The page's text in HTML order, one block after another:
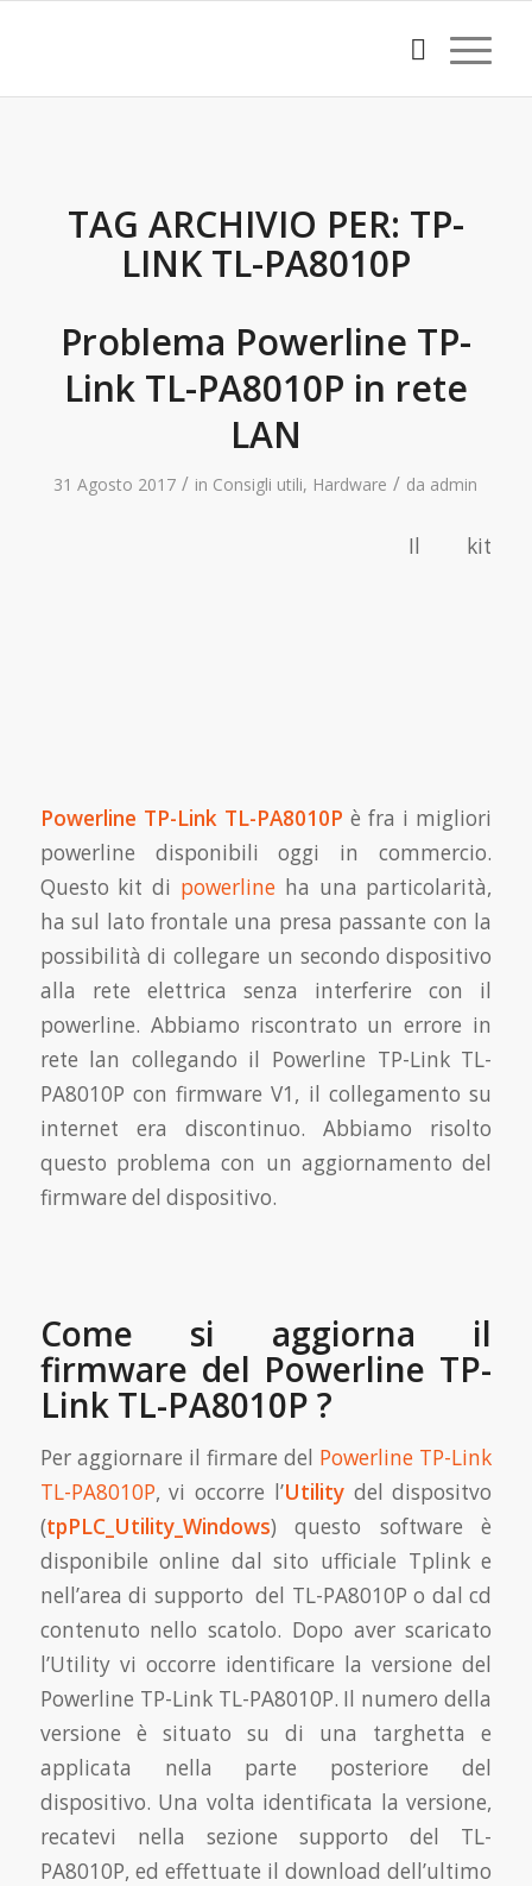
TAG ARCHIVIO PER: TP-
LINK TL-PA8010P
Problema Powerline TP-
Link TL-PA8010P in rete
LAN
31 Agosto 2017 / in Consigli utili, Hardware / da admin
Il kit
Powerline TP-Link TL-PA8010P è fra i migliori
powerline disponibili oggi in commercio.
Questo kit di powerline ha una particolarità,
ha sul lato frontale una presa passante con la
possibilità di collegare un secondo dispositivo
alla rete elettrica senza interferire con il
powerline. Abbiamo riscontrato un errore in
rete lan collegando il Powerline TP-Link TL-
PA8010P con firmware V1, il collegamento su
internet era discontinuo. Abbiamo risolto
questo problema con un aggiornamento del
firmware del dispositivo.
Come si aggiorna il
firmware del Powerline TP-
Link TL-PA8010P ?
Per aggiornare il firmare del Powerline TP-Link
TL-PA8010P, vi occorre l’Utilitydel dispositvo
(tpPLC_Utility_Windows) questo software è
disponibile online dal sito ufficiale Tplink e
nell’area di supporto del TL-PA8010P o dal cd
contenuto nello scatolo. Dopo aver scaricato
l’Utility vi occorre identificare la versione del
Powerline TP-Link TL-PA8010P. Il numero della
versione è situato su di una targhetta e
applicata nella parte posteriore del
dispositivo. Una volta identificata la versione,
recatevi nella sezione supporto del TL-
PA8010P, ed effettuate il download dell’ultimo